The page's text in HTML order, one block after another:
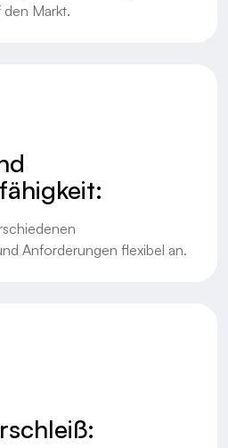
Markt.
Anforderungen flexibel an.